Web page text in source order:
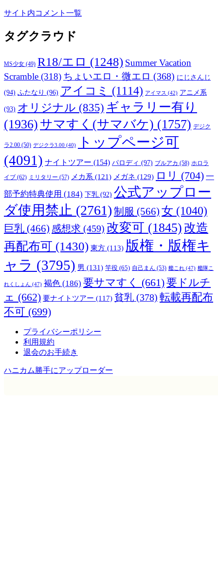
サイト内コメント一覧
タグクラウド
MS少女 (49) R18/エロ (1248) Summer Vacation
Scramble (318) ちょいエロ・微エロ (368) にじさんじ
(94) ふたなり (96) アイコミ (1114) アイマス (42) アニメ系
(93) オリジナル (835) ギャラリー有り
(1936) サマすく(サマバケ) (1757) デジク
ラ2.00 (50) デジクラ3.00 (40)
トップページ可
(4091) ナイトツアー (154) パロディ (97) ブルアカ (58) ホロラ
イブ (62) ミリタリー (57) メカ系 (121) メガネ (129) ロリ (704) 一
部予約特典使用 (184) 下乳 (92) 公式アップロー
ダ使用禁止 (2761) 制服 (566) 女 (1040)
巨乳 (466) 感想求 (459) 改変可 (1845) 改造
再配布可 (1430) 東方 (113) 版権・版権キ
ャラ (3795) 男 (131) 竿役 (65) 自己まん (53) 艦これ (47) 艦隊こ
れくしょん (47) 褐色 (186) 要サマすく (661)要ドルチ
ェ (662) 要ナイトツアー (117) 貧乳 (378) 転載再配布
不可 (699)
プライバシーポリシー
利用規約
退会のお手続き
ハニカム勝手にアップローダー